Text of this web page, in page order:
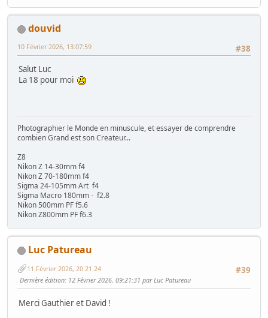
douvid
#38
10 Février 2026, 13:07:59
Salut Luc
La 18 pour moi
Photographier le Monde en minuscule, et essayer de comprendre
combien Grand est son Createur...
Z8
Nikon Z 14-30mm f4
Nikon Z 70-180mm f4
Sigma 24-105mm Art f4
Sigma Macro 180mm - f2.8
Nikon 500mm PF f5.6
Nikon Z800mm PF f6.3
Luc Patureau
#39
11 Février 2026, 20:21:24
Dernière édition: 12 Février 2026, 09:21:31 par Luc Patureau
Merci Gauthier et David !